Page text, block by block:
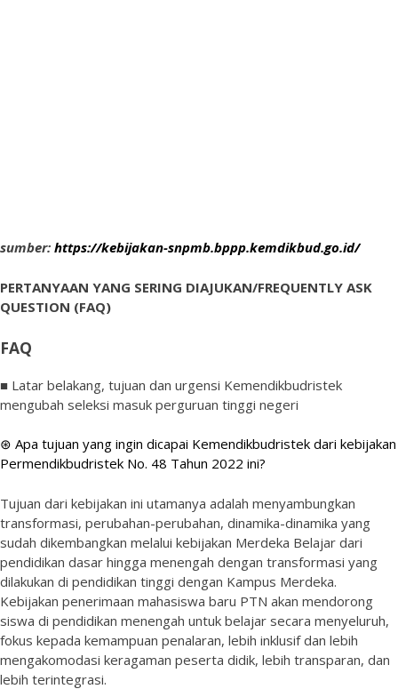
sumber: https://kebijakan-snpmb.bppp.kemdikbud.go.id/
PERTANYAAN YANG SERING DIAJUKAN/FREQUENTLY ASK
QUESTION (FAQ)
FAQ
■ Latar belakang, tujuan dan urgensi Kemendikbudristek
mengubah seleksi masuk perguruan tinggi negeri
⊛ Apa tujuan yang ingin dicapai Kemendikbudristek dari kebijakan
Permendikbudristek No. 48 Tahun 2022 ini?
Tujuan dari kebijakan ini utamanya adalah menyambungkan
transformasi, perubahan-perubahan, dinamika-dinamika yang
sudah dikembangkan melalui kebijakan Merdeka Belajar dari
pendidikan dasar hingga menengah dengan transformasi yang
dilakukan di pendidikan tinggi dengan Kampus Merdeka.
Kebijakan penerimaan mahasiswa baru PTN akan mendorong
siswa di pendidikan menengah untuk belajar secara menyeluruh,
fokus kepada kemampuan penalaran, lebih inklusif dan lebih
mengakomodasi keragaman peserta didik, lebih transparan, dan
lebih terintegrasi.